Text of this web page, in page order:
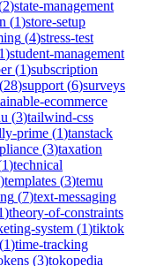
2)state-management
(1)store-setup
(4)stress-test
1)student-management
(1)subscription
(28)support (6)surveys
ecommerce
(3)tailwind-css
prime (1)tanstack
(3)taxation
1)technical
)templates (3)temu
(7)text-messaging
)theory-of-constraints
system (1)tiktok
(1)time-tracking
(3)tokopedia